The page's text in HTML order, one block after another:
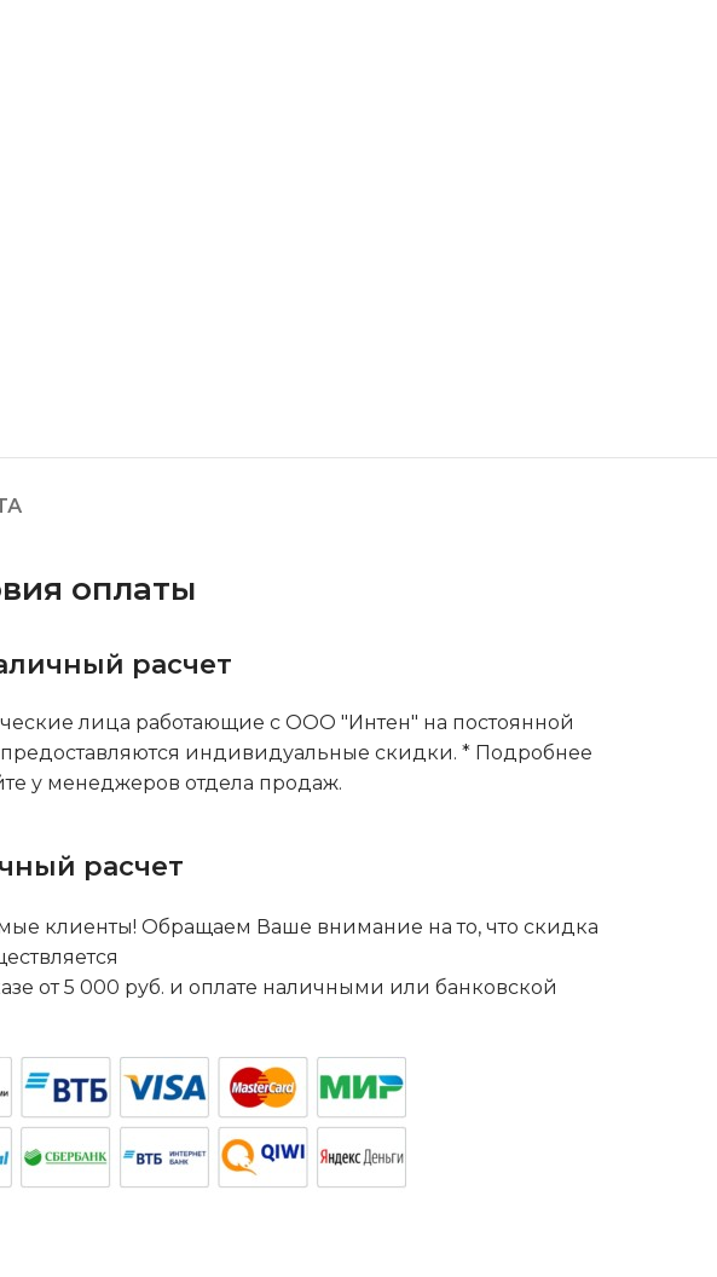
оплаты
расчет
лица работающие с ООО "Интен" на постоянной
индивидуальные скидки. * Подробнее
у менеджеров отдела продаж.
расчет
клиенты! Обращаем Ваше внимание на то, что скидка
от 5 000 руб. и оплате наличными или банковской